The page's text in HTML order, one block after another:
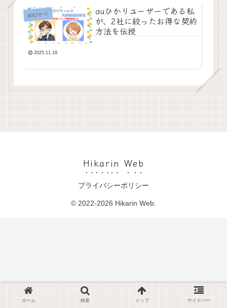
auひかり
auひかりユーザーである私
が、2社に絞ったお得な契約
方法を伝授
2025.11.18
Hikarin Web
プライバシーポリシー
© 2022-2026 Hikarin Web.
ホーム 検索 トップ サイドバー